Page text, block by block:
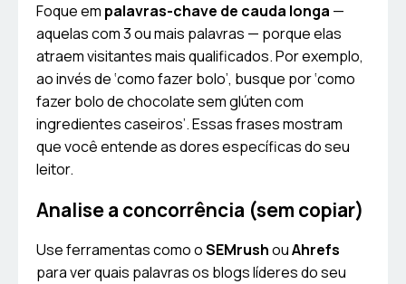
Foque em palavras-chave de cauda longa —
aquelas com 3 ou mais palavras — porque elas
atraem visitantes mais qualificados. Por exemplo,
ao invés de ‘como fazer bolo’, busque por ‘como
fazer bolo de chocolate sem glúten com
ingredientes caseiros’. Essas frases mostram
que você entende as dores específicas do seu
leitor.
Analise a concorrência (sem copiar)
Use ferramentas como oSEMrushouAhrefs
para ver quais palavras os blogs líderes do seu